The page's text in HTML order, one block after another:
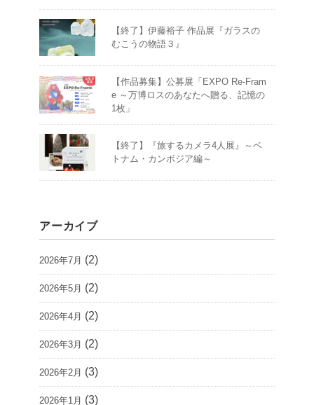
【終了】伊藤裕子 作品展『ガラスの
むこうの物語３』
【作品募集】公募展「EXPO Re-Fram
e ～万博ロスのあなたへ贈る、記憶の
1枚」
【終了】『旅するカメラ4人展』～ベ
トナム・カンボジア編～
アーカイブ
2026年7月 (2)
2026年5月 (2)
2026年4月 (2)
2026年3月 (2)
2026年2月 (3)
2026年1月 (3)